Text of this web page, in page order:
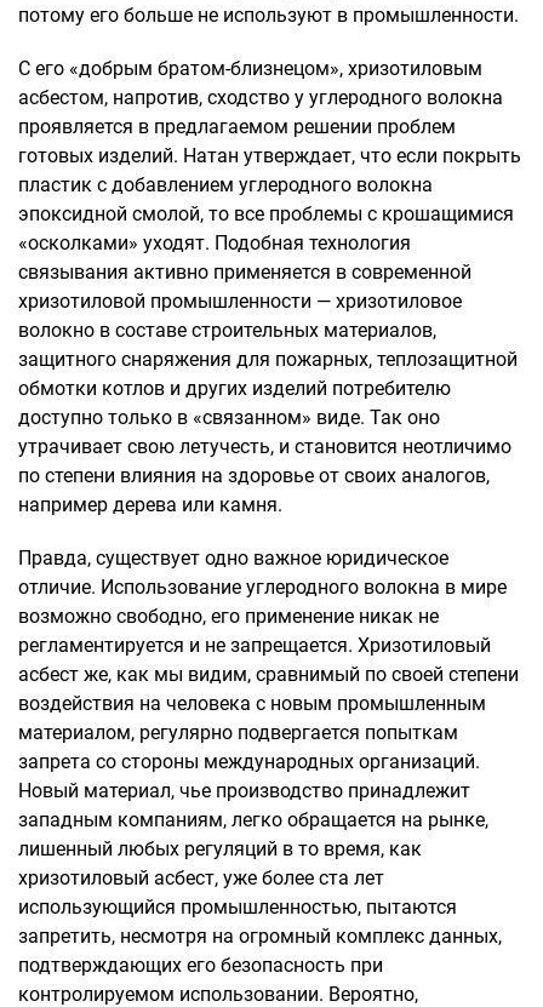
потому его больше не используют в промышленности.
С его «добрым братом-близнецом», хризотиловым
асбестом, напротив, сходство у углеродного волокна
проявляется в предлагаемом решении проблем
готовых изделий. Натан утверждает, что если покрыть
пластик с добавлением углеродного волокна
эпоксидной смолой, то все проблемы с крошащимися
«осколками» уходят. Подобная технология
связывания активно применяется в современной
хризотиловой промышленности — хризотиловое
волокно в составе строительных материалов,
защитного снаряжения для пожарных, теплозащитной
обмотки котлов и других изделий потребителю
доступно только в «связанном» виде. Так оно
утрачивает свою летучесть, и становится неотличимо
по степени влияния на здоровье от своих аналогов,
например дерева или камня.
Правда, существует одно важное юридическое
отличие. Использование углеродного волокна в мире
возможно свободно, его применение никак не
регламентируется и не запрещается. Хризотиловый
асбест же, как мы видим, сравнимый по своей степени
воздействия на человека с новым промышленным
материалом, регулярно подвергается попыткам
запрета со стороны международных организаций.
Новый материал, чье производство принадлежит
западным компаниям, легко обращается на рынке,
лишенный любых регуляций в то время, как
хризотиловый асбест, уже более ста лет
использующийся промышленностью, пытаются
запретить, несмотря на огромный комплекс данных,
подтверждающих его безопасность при
контролируемом использовании. Вероятно,